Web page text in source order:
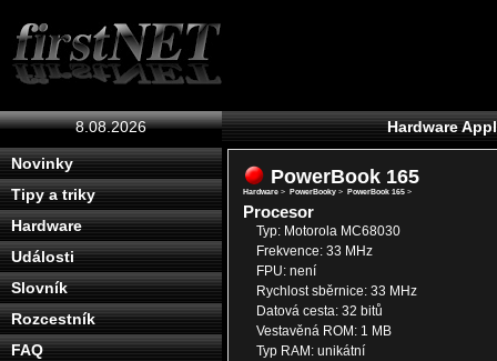
8.08.2026
Novinky
Tipy a triky
Hardware
Události
Slovník
Rozcestník
FAQ
Hardware
PowerBook 165
Hardware> PowerBooky> PowerBook 165>
Procesor
Typ: Motorola MC68030
Frekvence: 33 MHz
FPU: není
Rychlost sběrnice: 33 MHz
Datová cesta: 32 bitů
Vestavěná ROM: 1 MB
Typ RAM: unikátní